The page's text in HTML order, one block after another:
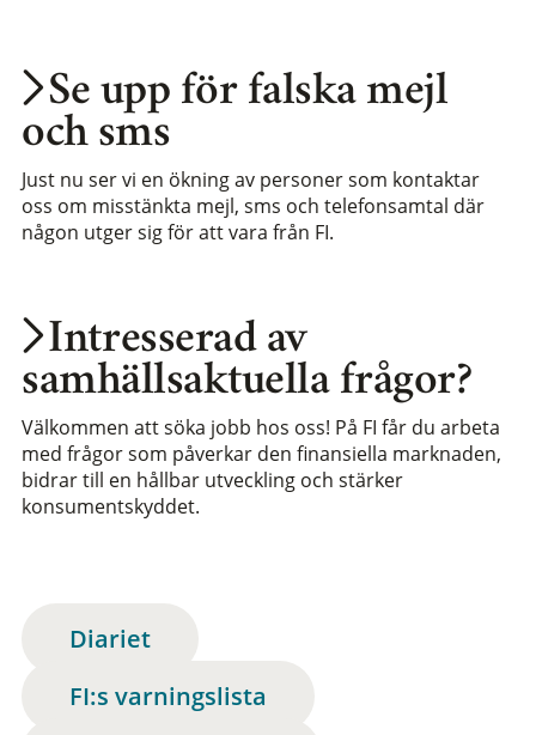
Intresserad av
samhällsaktuella frågor?
Välkommen att söka jobb hos oss! På FI får du arbeta
med frågor som påverkar den finansiella marknaden,
bidrar till en hållbar utveckling och stärker
konsumentskyddet.
Se upp för falska mejl
och sms
Just nu ser vi en ökning av personer som kontaktar
oss om misstänkta mejl, sms och telefonsamtal där
någon utger sig för att vara från FI.
Diariet
FI:s varningslista